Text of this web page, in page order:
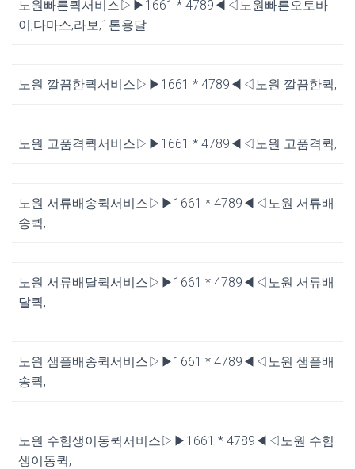
노원빠른퀵서비스▷▶1661 * 4789◀◁노원빠른오토바
이,다마스,라보,1톤용달
노원 깔끔한퀵서비스▷▶1661 * 4789◀◁노원 깔끔한퀵,
노원 고품격퀵서비스▷▶1661 * 4789◀◁노원 고품격퀵,
노원 서류배송퀵서비스▷▶1661 * 4789◀◁노원 서류배
송퀵,
노원 서류배달퀵서비스▷▶1661 * 4789◀◁노원 서류배
달퀵,
노원 샘플배송퀵서비스▷▶1661 * 4789◀◁노원 샘플배
송퀵,
노원 수험생이동퀵서비스▷▶1661 * 4789◀◁노원 수험
생이동퀵,